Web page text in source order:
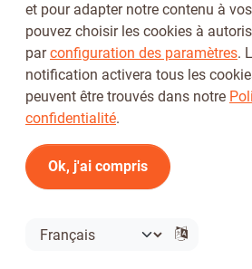
Pourquoi les avis frais et
impactants que les génériques
Parce que les moteurs de recherche
de pertinence. Un avis récent avec
produit, une livraison ou un support
entreprise est active et digne de
génériques comme "Super service !"
valeur. Tickiwi encourage les clients à
expériences spécifiques, vous aidant
et pour adapter notre contenu à
pouvez choisir les cookies à
parconfiguration des paramètres.
notification activera tous les
peuvent être trouvés dans notre
confidentialité.
Ok, j'ai compris